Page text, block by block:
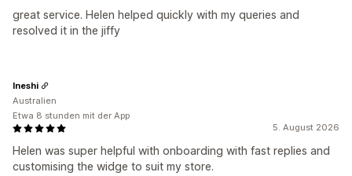
great service. Helen helped quickly with my queries and
resolved it in the jiffy
5. August 2026
Helen was super helpful with onboarding with fast replies and
customising the widge to suit my store.
Ineshi
Australien
Etwa 8 stunden mit der App